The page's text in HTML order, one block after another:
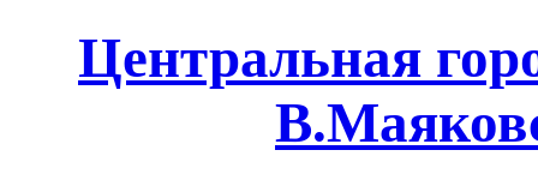
Центральная